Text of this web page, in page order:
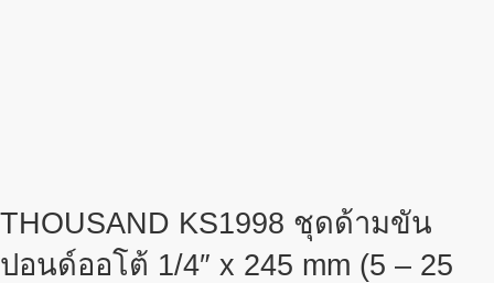
THOUSAND KS1998 ชุดด้ามขัน
ปอนด์ออโต้ 1/4″ x 245 mm (5 – 25